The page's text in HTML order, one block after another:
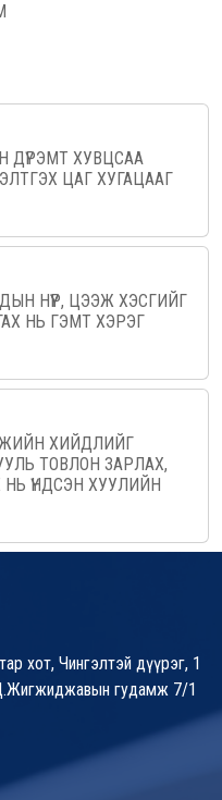
ДҮРЭМТ ХУВЦСАА
ЦАГ ХУГАЦААГ
НҮҮР, ЦЭЭЖ ХЭСГИЙГ
НЬ ГЭМТ ХЭРЭГ
ХИЙДЛИЙГ
ТОВЛОН ЗАРЛАХ,
ҮНДСЭН ХУУЛИЙН
хот, Чингэлтэй дүүрэг, 1
гудамж 7/1